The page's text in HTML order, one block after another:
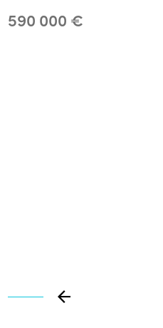
590 000 €